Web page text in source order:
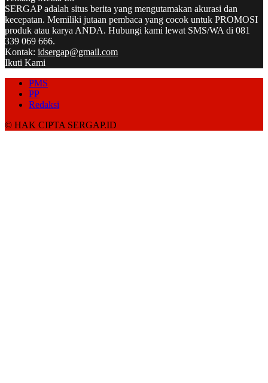
SERGAP adalah situs berita yang mengutamakan akurasi dan
kecepatan. Memiliki jutaan pembaca yang cocok untuk PROMOSI
produk atau karya ANDA. Hubungi kami lewat SMS/WA di 081
339 069 666.
Kontak: idsergap@gmail.com
Ikuti Kami
PMS
PP
Redaksi
© HAK CIPTA SERGAP.ID